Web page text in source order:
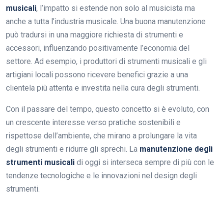
musicali, l’impatto si estende non solo al musicista ma
anche a tutta l’industria musicale. Una buona manutenzione
può tradursi in una maggiore richiesta di strumenti e
accessori, influenzando positivamente l’economia del
settore. Ad esempio, i produttori di strumenti musicali e gli
artigiani locali possono ricevere benefici grazie a una
clientela più attenta e investita nella cura degli strumenti.
Con il passare del tempo, questo concetto si è evoluto, con
un crescente interesse verso pratiche sostenibili e
rispettose dell’ambiente, che mirano a prolungare la vita
degli strumenti e ridurre gli sprechi. La manutenzione degli
strumenti musicali di oggi si interseca sempre di più con le
tendenze tecnologiche e le innovazioni nel design degli
strumenti.